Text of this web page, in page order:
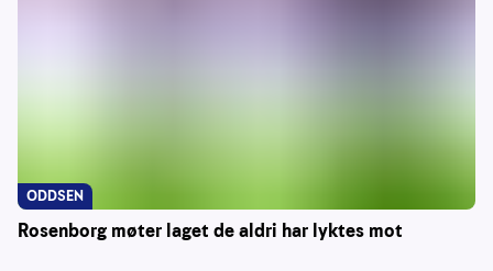
Rosenborg møter laget de aldri har lyktes mot
ODDSEN